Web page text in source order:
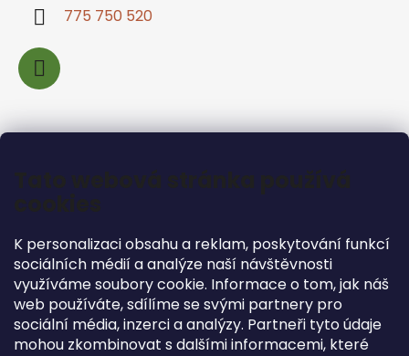
Tato webová stránka používá
cookies
K personalizaci obsahu a reklam, poskytování funkcí
sociálních médií a analýze naší návštěvnosti
využíváme soubory cookie. Informace o tom, jak náš
web používáte, sdílíme se svými partnery pro
sociální média, inzerci a analýzy. Partneři tyto údaje
mohou zkombinovat s dalšími informacemi, které
775 750 520
Jak nakupovat
Obchodní podmínky
Podmínky pro vrácení zboží